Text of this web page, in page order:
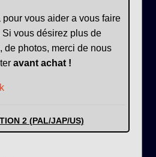
pour vous aider a vous faire
vous désirez plus de
de photos, merci de nous
avant achat !
2 (PAL/JAP/US)